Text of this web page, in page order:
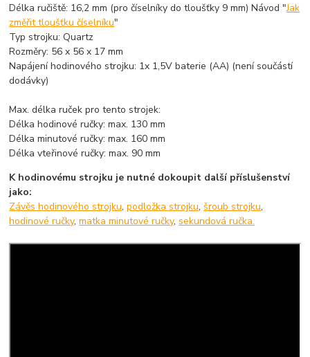
Délka ručiště: 16,2 mm (pro číselníky do tloušťky 9 mm) Návod "Jak
změřit tloušťku číselníku"
Typ strojku: Quartz
Rozměry: 56 x 56 x 17 mm
Napájení hodinového strojku: 1x 1,5V baterie (AA) (není součástí
dodávky)
Max. délka ruček pro tento strojek:
Délka hodinové ručky: max. 130 mm
Délka minutové ručky: max. 160 mm
Délka vteřinové ručky: max. 90 mm
K hodinovému strojku je nutné dokoupit další příslušenství
jako:
Závěs hodinového strojku,podložka strojku,šroub strojku,
hodinové ručky,matka minutové ručky,sekundová ručka.